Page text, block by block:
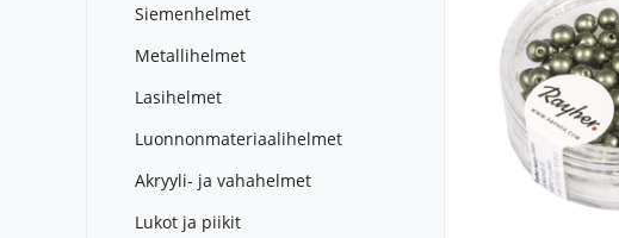
Siemenhelmet
Metallihelmet
Lasihelmet
Luonnonmateriaalihelmet
Akryyli- ja vahahelmet
Lukot ja piikit